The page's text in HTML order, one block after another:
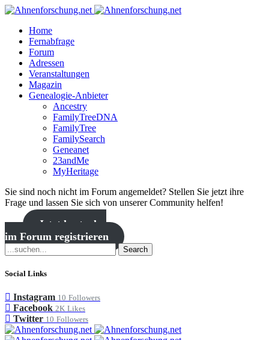
Home
Fernabfrage
Forum
Adressen
Veranstaltungen
Magazin
Genealogie-Anbieter
Ancestry
FamilyTreeDNA
FamilyTree
FamilySearch
Geneanet
23andMe
MyHeritage
Sie sind noch nicht im Forum angemeldet? Stellen Sie jetzt ihre
Frage und lassen Sie sich von unserer Community helfen!
Jetzt kostenlos
im Forum registrieren
Search
Social Links
Instagram 10 Followers
Facebook 2K Likes
Twitter 10 Followers